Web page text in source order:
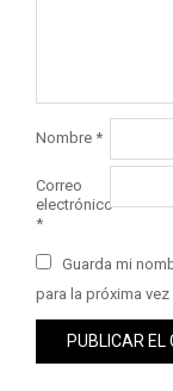
Nombre *
Correo
electrónico
*
Guarda mi
para la próxima vez